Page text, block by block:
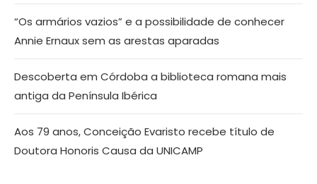
“Os armários vazios” e a possibilidade de conhecer
Annie Ernaux sem as arestas aparadas
Descoberta em Córdoba a biblioteca romana mais
antiga da Península Ibérica
Aos 79 anos, Conceição Evaristo recebe título de
Doutora Honoris Causa da UNICAMP